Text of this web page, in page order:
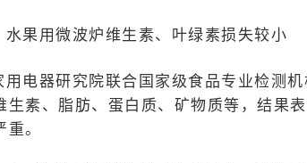
水果用微波炉维生素、叶绿素损失较小
用电器研究院联合国家级食品专业检测
生素、脂肪、蛋白质、矿物质等，结果
。